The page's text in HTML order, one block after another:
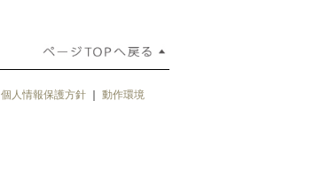
個人情報保護方針 ｜ 動作環境